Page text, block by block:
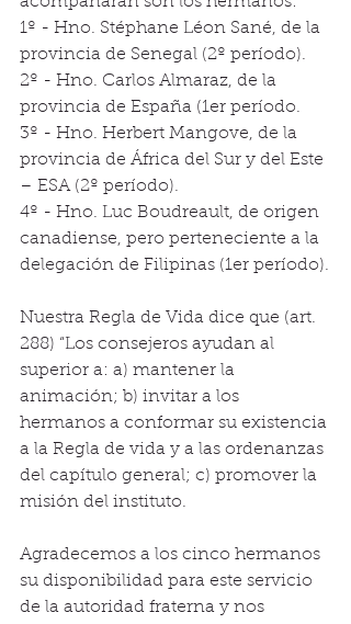
1º - Hno. Stéphane Léon Sané, de la
provincia de Senegal (2º período).
2º - Hno. Carlos Almaraz, de la
provincia de España (1er período.
3º - Hno. Herbert Mangove, de la
provincia de África del Sur y del Este
– ESA (2º período).
4º - Hno. Luc Boudreault, de origen
canadiense, pero perteneciente a la
delegación de Filipinas (1er período).
Nuestra Regla de Vida dice que (art.
288) “Los consejeros ayudan al
superior a: a) mantener la
animación; b) invitar a los
hermanos a conformar su existencia
a la Regla de vida y a las ordenanzas
del capítulo general; c) promover la
misión del instituto.
Agradecemos a los cinco hermanos
su disponibilidad para este servicio
de la autoridad fraterna y nos